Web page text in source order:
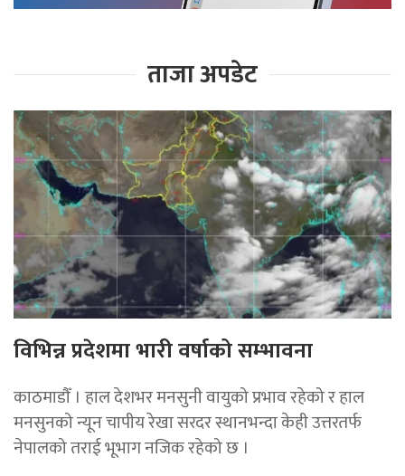
ताजा अपडेट
विभिन्न प्रदेशमा भारी वर्षाको सम्भावना
काठमाडौँ । हाल देशभर मनसुनी वायुको प्रभाव रहेको र हाल
मनसुनको न्यून चापीय रेखा सरदर स्थानभन्दा केही उत्तरतर्फ
नेपालको तराई भूभाग नजिक रहेको छ ।